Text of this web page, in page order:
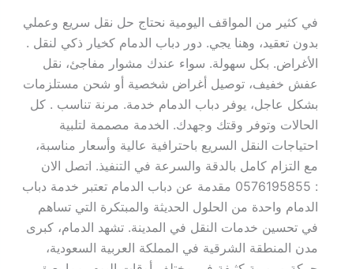
في كثير من المواقف اليومية نحتاج حل نقل سريع وعملي
بدون تعقيد، وهنا يجي. دور دباب الدمام كخيار ذكي لنقل .
الأغراض. بكل سهولة. سواء عندك مشوار مفاجئ، نقل
عفش خفيف، توصيل أغراض شخصية أو شحن مستلزمات
بشكل عاجل، يوفر دباب الدمام خدمة. مرنة تناسب . كل
الحالات وتوفر وقتك وجهدك. الخدمة مصممة لتلبية
احتياجات النقل السريع باحترافية عالية وأسعار مناسبة،
مع التزام كامل بالدقة والسرعة في التنفيذ. اتصل الان
: 0576195855 مقدمة عن دباب الدمام تعتبر خدمة دباب
الدمام واحدة من الحلول الحديثة والمبتكرة التي تساهم
في تحسين خدمات النقل في المدينة. تشهد الدمام، كبرى
مدن المنطقة الشرقية في المملكة العربية السعودية،